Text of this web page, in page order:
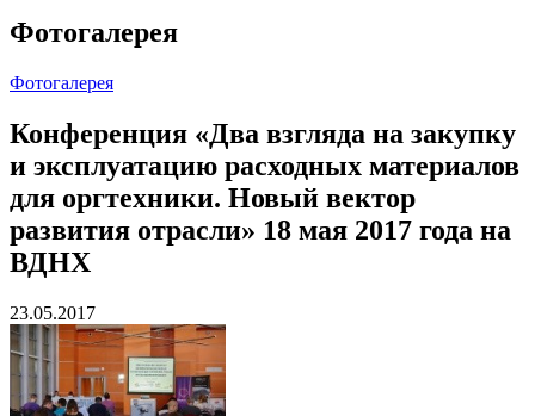
Фотогалерея
Фотогалерея
Конференция «Два взгляда на закупку
и эксплуатацию расходных материалов
для оргтехники. Новый вектор
развития отрасли» 18 мая 2017 года на
ВДНХ
23.05.2017